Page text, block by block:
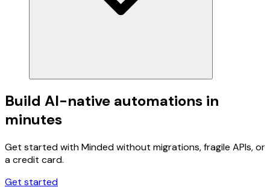
Build AI-native automations in
minutes
Get started with Minded without migrations, fragile APIs, or
a credit card.
Get started